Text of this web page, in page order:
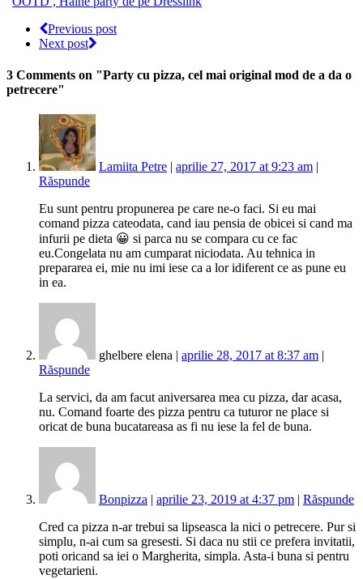
Previous post
Next post
3 Comments on "Party cu pizza, cel mai original mod de a da o
petrecere"
Lamiita Petre | aprilie 27, 2017 at 9:23 am |
Răspunde
Eu sunt pentru propunerea pe care ne-o faci. Si eu mai
comand pizza cateodata, cand iau pensia de obicei si cand ma
infurii pe dieta 😀 si parca nu se compara cu ce fac
eu.Congelata nu am cumparat niciodata. Au tehnica in
prepararea ei, mie nu imi iese ca a lor idiferent ce as pune eu
in ea.
ghelbere elena | aprilie 28, 2017 at 8:37 am |
Răspunde
La servici, da am facut aniversarea mea cu pizza, dar acasa,
nu. Comand foarte des pizza pentru ca tuturor ne place si
oricat de buna bucatareasa as fi nu iese la fel de buna.
Bonpizza | aprilie 23, 2019 at 4:37 pm | Răspunde
Cred ca pizza n-ar trebui sa lipseasca la nici o petrecere. Pur si
simplu, n-ai cum sa gresesti. Si daca nu stii ce prefera invitatii,
poti oricand sa iei o Margherita, simpla. Asta-i buna si pentru
vegetarieni.